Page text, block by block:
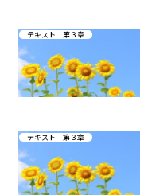
テキスト 第３章
テキスト 第３章